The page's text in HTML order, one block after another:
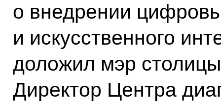
о внедрении
и искусственного
доложил мэр
Директор Центра